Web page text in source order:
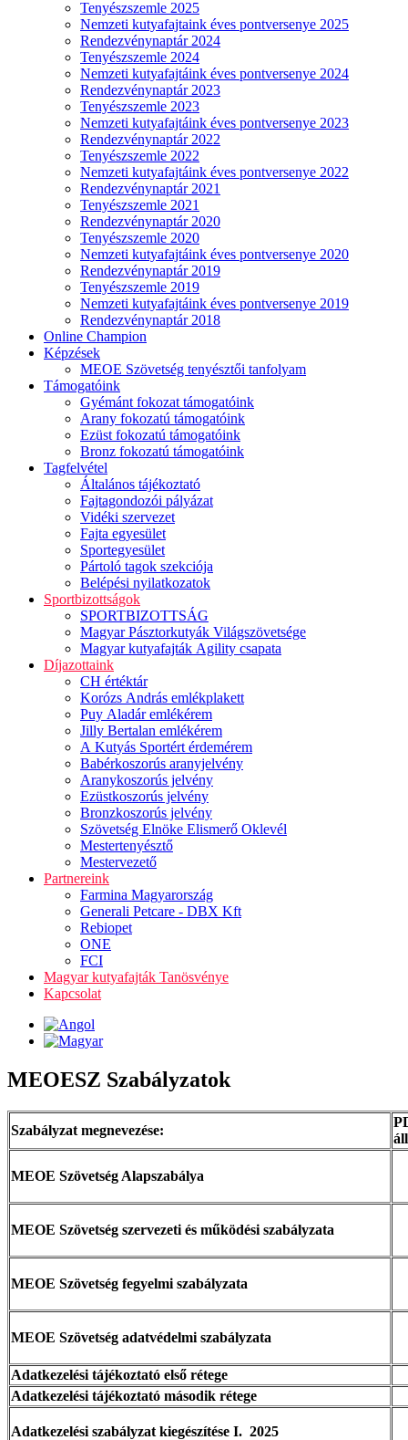
Tenyészszemle 2025
Nemzeti kutyafajtaink éves pontversenye 2025
Rendezvénynaptár 2024
Tenyészszemle 2024
Nemzeti kutyafajtáink éves pontversenye 2024
Rendezvénynaptár 2023
Tenyészszemle 2023
Nemzeti kutyafajtáink éves pontversenye 2023
Rendezvénynaptár 2022
Tenyészszemle 2022
Nemzeti kutyafajtáink éves pontversenye 2022
Rendezvénynaptár 2021
Tenyészszemle 2021
Rendezvénynaptár 2020
Tenyészszemle 2020
Nemzeti kutyafajtáink éves pontversenye 2020
Rendezvénynaptár 2019
Tenyészszemle 2019
Nemzeti kutyafajtáink éves pontversenye 2019
Rendezvénynaptár 2018
Online Champion
Képzések
MEOE Szövetség tenyésztői tanfolyam
Támogatóink
Gyémánt fokozat támogatóink
Arany fokozatú támogatóink
Ezüst fokozatú támogatóink
Bronz fokozatú támogatóink
Tagfelvétel
Általános tájékoztató
Fajtagondozói pályázat
Vidéki szervezet
Fajta egyesület
Sportegyesület
Pártoló tagok szekciója
Belépési nyilatkozatok
Sportbizottságok
SPORTBIZOTTSÁG
Magyar Pásztorkutyák Világszövetsége
Magyar kutyafajták Agility csapata
Díjazottaink
CH értéktár
Korózs András emlékplakett
Puy Aladár emlékérem
Jilly Bertalan emlékérem
A Kutyás Sportért érdemérem
Babérkoszorús aranyjelvény
Aranykoszorús jelvény
Ezüstkoszorús jelvény
Bronzkoszorús jelvény
Szövetség Elnöke Elismerő Oklevél
Mestertenyésztő
Mestervezető
Partnereink
Farmina Magyarország
Generali Petcare - DBX Kft
Rebiopet
ONE
FCI
Magyar kutyafajták Tanösvénye
Kapcsolat
MEOESZ Szabályzatok
Szabályzat megnevezése:
MEOE Szövetség Alapszabálya
MEOE Szövetség szervezeti és működési szabályzata
MEOE Szövetség fegyelmi szabályzata
MEOE Szövetség adatvédelmi szabályzata
Adatkezelési tájékoztató első rétege
Adatkezelési tájékoztató második rétege
Adatkezelési szabályzat kiegészítése I. 2025